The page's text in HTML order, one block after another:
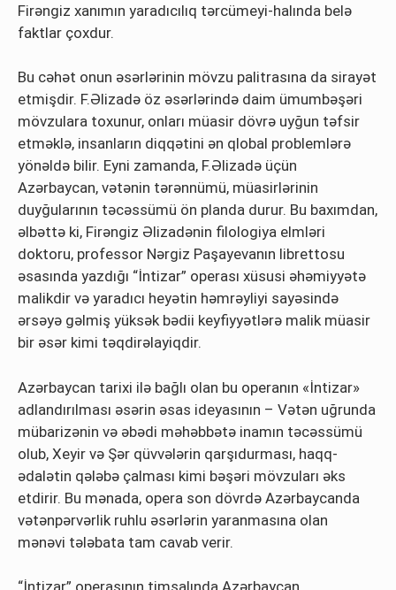
Firəngiz xanımın yaradıcılıq tərcümeyi-halında belə
faktlar çoxdur.
Bu cəhət onun əsərlərinin mövzu palitrasına da sirayət
etmişdir. F.Əlizadə öz əsərlərində daim ümumbəşəri
mövzulara toxunur, onları müasir dövrə uyğun təfsir
etməklə, insanların diqqətini ən qlobal problemlərə
yönəldə bilir. Eyni zamanda, F.Əlizadə üçün
Azərbaycan, vətənin tərənnümü, müasirlərinin
duyğularının təcəssümü ön planda durur. Bu baxımdan,
əlbəttə ki, Firəngiz Əlizadənin filologiya elmləri
doktoru, professor Nərgiz Paşayevanın librettosu
əsasında yazdığı “İntizar” operası xüsusi əhəmiyyətə
malikdir və yaradıcı heyətin həmrəyliyi sayəsində
ərsəyə gəlmiş yüksək bədii keyfiyyətlərə malik müasir
bir əsər kimi təqdirəlayiqdir.
Azərbaycan tariхi ilə bağlı оlan bu opеranın «İntizar»
adlandırılması əsərin əsas idеyasının – Vətən uğrunda
mübarizənin və əbədi məhəbbətə inamın təcəssümü
olub, Xeyir və Şər qüvvələrin qarşıdurması, haqq-
ədalətin qələbə çalması kimi bəşəri mövzuları əks
etdirir. Bu mənada, opera son dövrdə Azərbaycanda
vətənpərvərlik ruhlu əsərlərin yaranmasına olan
mənəvi tələbata tam cavab verir.